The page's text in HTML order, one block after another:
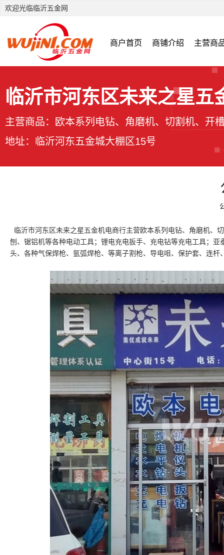
欢迎光临临沂五金网
商户首页 商铺介绍 主营商
临沂市河东区未来之星五
主营商品：欧本系列电钻、角磨机、切割机、开
地址：临沂河东五金城大棚区15号
临沂市河东区未来之星五金机电商行主营欧本系列电钻、角磨机、
刨、锯铝机等各种电动工具；锂电充电扳手、充电钻等充电工具；
头、各种气保焊枪、氩弧焊枪、等离子割枪、导电咀、保护套、连杆